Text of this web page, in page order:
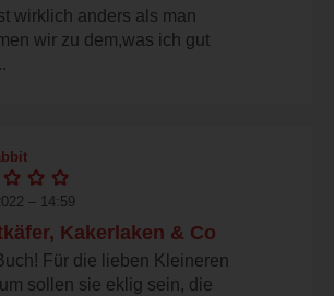
wirklich anders als man
wir zu dem,was ich gut
– 14:59
Kakerlaken & Co
Für die lieben Kleineren
sollen sie eklig sein, die